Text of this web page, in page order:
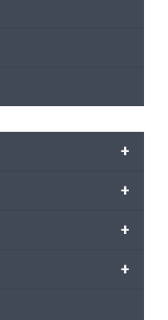
+
+
+
+